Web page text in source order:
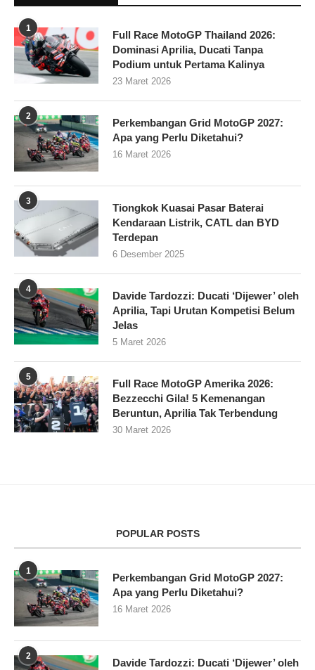
1
Full Race MotoGP Thailand 2026:
Dominasi Aprilia, Ducati Tanpa
Podium untuk Pertama Kalinya
23 Maret 2026
2
Perkembangan Grid MotoGP 2027:
Apa yang Perlu Diketahui?
16 Maret 2026
3
Tiongkok Kuasai Pasar Baterai
Kendaraan Listrik, CATL dan BYD
Terdepan
6 Desember 2025
4
Davide Tardozzi: Ducati ‘Dijewer’ oleh
Aprilia, Tapi Urutan Kompetisi Belum
Jelas
5 Maret 2026
5
Full Race MotoGP Amerika 2026:
Bezzecchi Gila! 5 Kemenangan
Beruntun, Aprilia Tak Terbendung
30 Maret 2026
POPULAR POSTS
1
Perkembangan Grid MotoGP 2027:
Apa yang Perlu Diketahui?
16 Maret 2026
2
Davide Tardozzi: Ducati ‘Dijewer’ oleh